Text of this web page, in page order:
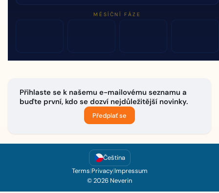
MĚSÍČNÍ FÁZE
Přihlaste se k našemu e-mailovému seznamu a
buďte první, kdo se dozví nejdůležitější novinky.
Předplať se
Čeština
Terms|Privacy|Impressum
© 2026 Neverin